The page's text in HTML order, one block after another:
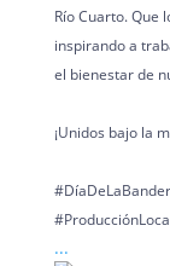
Río Cuarto. Que
inspirando a
el bienestar de
¡Unidos bajo la
...